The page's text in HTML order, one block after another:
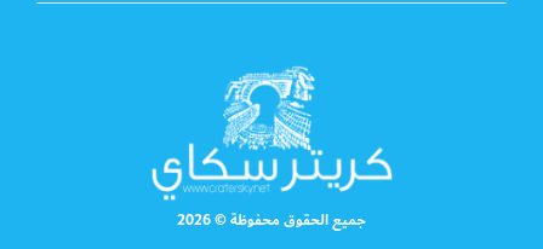
جميع الحقوق محفوظة © 2026